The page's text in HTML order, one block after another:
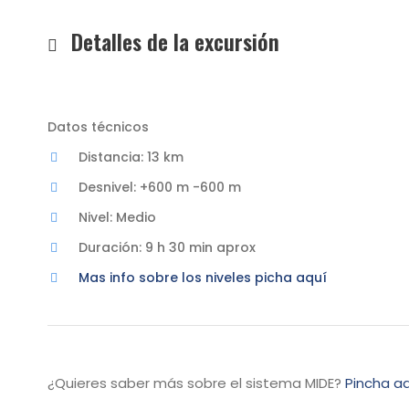
Detalles de la excursión
Datos técnicos
Distancia: 13 km
Desnivel: +600 m -600 m
Nivel: Medio
Duración: 9 h 30 min aprox
Mas info sobre los niveles picha aquí
¿Quieres saber más sobre el sistema MIDE? Pincha